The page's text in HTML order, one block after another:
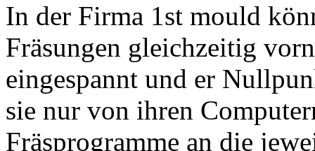
In der Firma 1st mould
Fräsungen gleichzeitig
eingespannt und er
sie nur von ihren
Fräsprogramme an die